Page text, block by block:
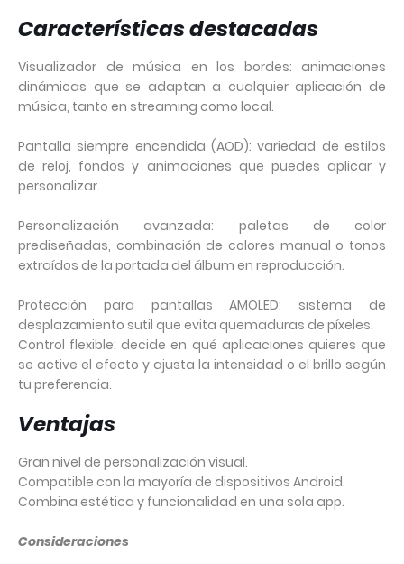
Características destacadas
Visualizador de música en los bordes: animaciones
dinámicas que se adaptan a cualquier aplicación de
música, tanto en streaming como local.
Pantalla siempre encendida (AOD): variedad de estilos
de reloj, fondos y animaciones que puedes aplicar y
personalizar.
Personalización avanzada: paletas de color
prediseñadas, combinación de colores manual o tonos
extraídos de la portada del álbum en reproducción.
Protección para pantallas AMOLED: sistema de
desplazamiento sutil que evita quemaduras de píxeles.
Control flexible: decide en qué aplicaciones quieres que
se active el efecto y ajusta la intensidad o el brillo según
tu preferencia.
Ventajas
Gran nivel de personalización visual.
Compatible con la mayoría de dispositivos Android.
Combina estética y funcionalidad en una sola app.
Consideraciones